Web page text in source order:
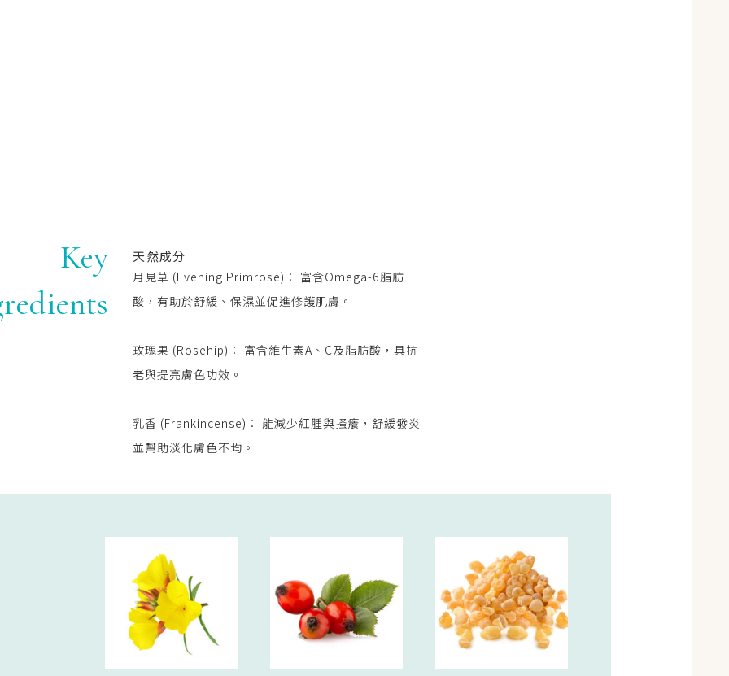
Key
天然成分
月見草 (Evening Primrose)： 富含Omega-6脂肪
酸，有助於舒緩、保濕並促進修護肌膚。
玫瑰果 (Rosehip)： 富含維生素A、C及脂肪酸，具抗
老與提亮膚色功效。
乳香 (Frankincense)： 能減少紅腫與搔癢，舒緩發炎
並幫助淡化膚色不均。